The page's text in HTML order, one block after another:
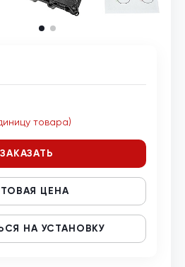
товара)
ЗАКАЗАТЬ
ЦЕНА
НА УСТАНОВКУ